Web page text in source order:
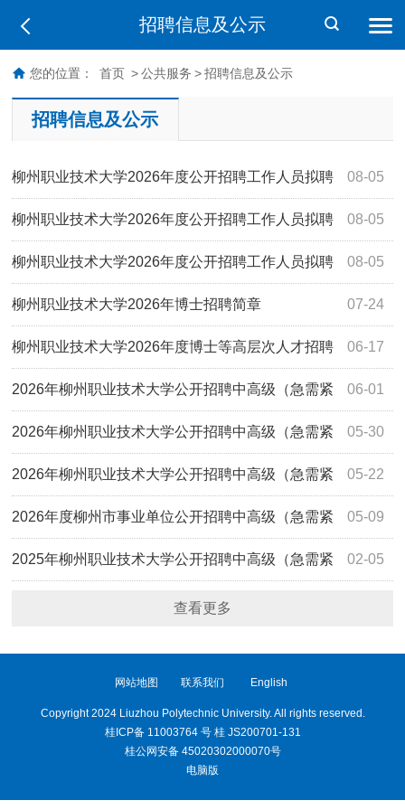
招聘信息及公示
您的位置： 首页 > 公共服务 > 招聘信息及公示
招聘信息及公示
08-05
柳州职业技术大学2026年度公开招聘工作人员拟聘
用人员公示（第二批） 08-05
柳州职业技术大学2026年度公开招聘工作人员拟聘
用人员公示（第一批） 08-05
柳州职业技术大学2026年度公开招聘工作人员拟聘
用人员公示 07-24
柳州职业技术大学2026年博士招聘简章
06-17
柳州职业技术大学2026年度博士等高层次人才招聘
公告 06-01
2026年柳州职业技术大学公开招聘中高级（急需紧
缺）人才（第二批）面试及综合成绩公示 05-30
2026年柳州职业技术大学公开招聘中高级（急需紧
缺）人才（第二批）笔试成绩公示 05-22
2026年柳州职业技术大学公开招聘中高级（急需紧
缺）人才（第二批）现场资格复审及笔试、面试公告 05-09
2026年度柳州市事业单位公开招聘中高级（急需紧
缺）人才公告（第二批） 02-05
2025年柳州职业技术大学公开招聘中高级（急需紧
缺）人才（第四批）拟聘用人选公示
查看更多
网站地图 联系我们 English
Copyright 2024 Liuzhou Polytechnic University. All rights reserved.
桂ICP备 11003764 号 桂 JS200701-131
桂公网安备 45020302000070号
电脑版